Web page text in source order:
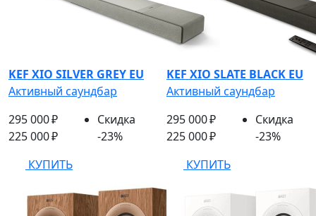
KEF XIO SILVER GREY EU
Активный саундбар
295 000 ₽
225 000 ₽
Скидка
-23%
КУПИТЬ
KEF XIO SLATE BLACK EU
Активный саундбар
295 000 ₽
225 000 ₽
Скидка
-23%
КУПИТЬ